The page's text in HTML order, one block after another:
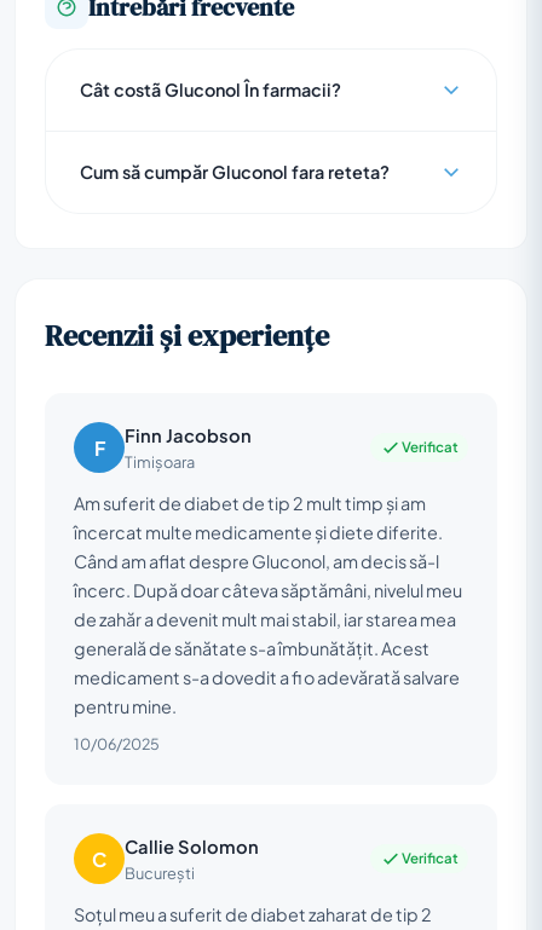
Cât costã Gluconol În farmacii?
Cum să cumpăr Gluconol fara reteta?
Recenzii și experiențe
F Finn Jacobson
Timișoara
Verificat
Am suferit de diabet de tip 2 mult timp și am
încercat multe medicamente și diete diferite.
Când am aflat despre Gluconol, am decis să-l
încerc. După doar câteva săptămâni, nivelul meu
de zahăr a devenit mult mai stabil, iar starea mea
generală de sănătate s-a îmbunătățit. Acest
medicament s-a dovedit a fi o adevărată salvare
pentru mine.
10/06/2025
C Callie Solomon
București
Verificat
Soțul meu a suferit de diabet zaharat de tip 2